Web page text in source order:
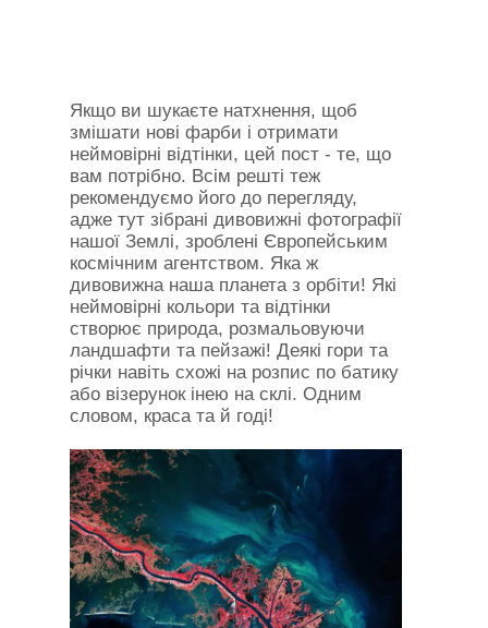
Якщо ви шукаєте натхнення, щоб
змішати нові фарби і отримати
неймовірні відтінки, цей пост - те, що
вам потрібно. Всім решті теж
рекомендуємо його до перегляду,
адже тут зібрані дивовижні фотографії
нашої Землі, зроблені Європейським
космічним агентством. Яка ж
дивовижна наша планета з орбіти! Які
неймовірні кольори та відтінки
створює природа, розмальовуючи
ландшафти та пейзажі! Деякі гори та
річки навіть схожі на розпис по батику
або візерунок інею на склі. Одним
словом, краса та й годі!